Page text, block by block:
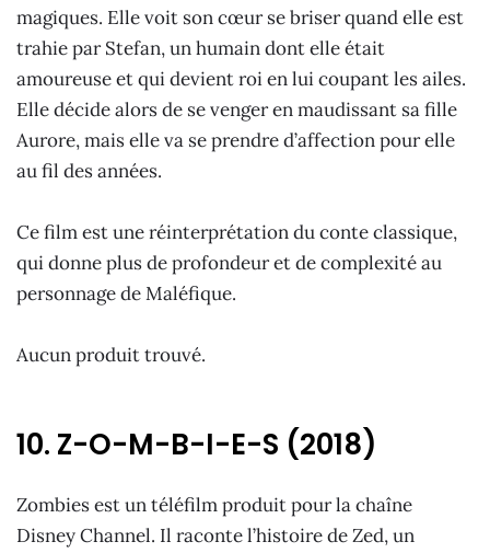
magiques. Elle voit son cœur se briser quand elle est
trahie par Stefan, un humain dont elle était
amoureuse et qui devient roi en lui coupant les ailes.
Elle décide alors de se venger en maudissant sa fille
Aurore, mais elle va se prendre d’affection pour elle
au fil des années.
Ce film est une réinterprétation du conte classique,
qui donne plus de profondeur et de complexité au
personnage de Maléfique.
Aucun produit trouvé.
10. Z-O-M-B-I-E-S (2018)
Zombies est un téléfilm produit pour la chaîne
Disney Channel. Il raconte l’histoire de Zed, un